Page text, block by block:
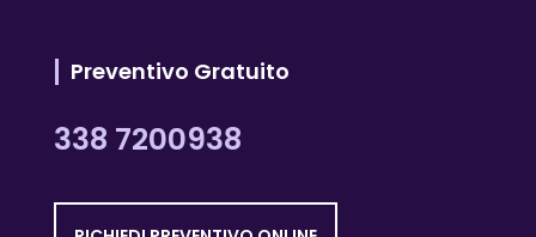
Preventivo Gratuito
338 7200938